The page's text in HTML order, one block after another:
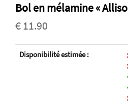
Bol en mélamine «
€ 11.90
Disponibilité estimée :